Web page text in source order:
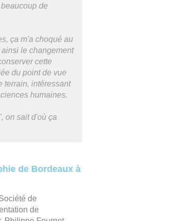
de
ça m'a choqué au
le changement
cette
du point de vue
terrain, intéressant
humaines.
on sait d'où ça
de Bordeaux à